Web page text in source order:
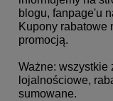
blogu, fanpage'u
Kupony rabatowe
promocją.
Ważne: wszystkie
lojalnościowe,
sumowane.